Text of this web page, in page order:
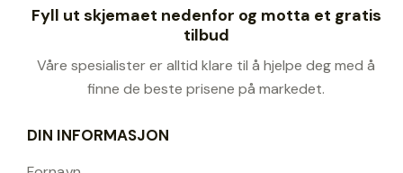
Fyll ut skjemaet nedenfor og motta et gratis
tilbud
Våre spesialister er alltid klare til å hjelpe deg med å
finne de beste prisene på markedet.
DIN INFORMASJON